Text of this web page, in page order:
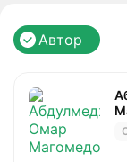
Автор